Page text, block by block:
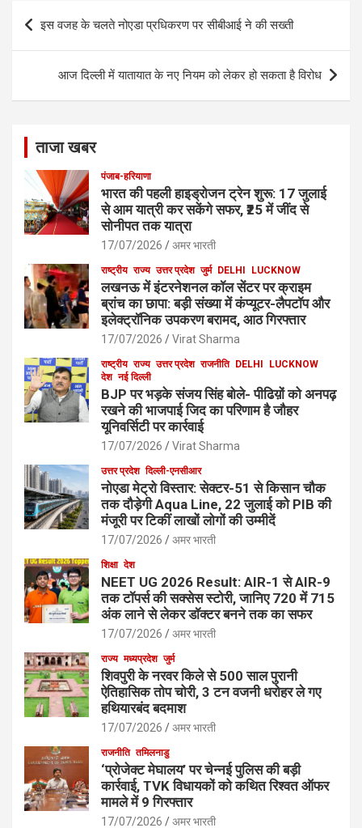
o
k
Post
navigation
इस वजह के चलते नोएडा प्रधिकरण पर सीबीआई ने की सख्ती
आज दिल्ली में यातायात के नए नियम को लेकर हो सकता है विरोध
ताजा खबर
पंजाब-हरियाणा
भारत की पहली हाइड्रोजन ट्रेन शुरू: 17 जुलाई
से आम यात्री कर सकेंगे सफर, ₹25 में जींद से
सोनीपत तक यात्रा
17/07/2026 अमर भारती
राष्ट्रीय राज्य उत्तर प्रदेश जुर्म DELHI LUCKNOW
लखनऊ में इंटरनेशनल कॉल सेंटर पर क्राइम
ब्रांच का छापा: बड़ी संख्या में कंप्यूटर-लैपटॉप और
इलेक्ट्रॉनिक उपकरण बरामद, आठ गिरफ्तार
17/07/2026 Virat Sharma
राष्ट्रीय राज्य उत्तर प्रदेश राजनीति DELHI
LUCKNOW
देश नई दिल्ली
BJP पर भड़के संजय सिंह बोले- पीढिय़ों को अनपढ़
रखने की भाजपाई जिद का परिणाम है जौहर
यूनिवर्सिटी पर कार्रवाई
17/07/2026 Virat Sharma
उत्तर प्रदेश दिल्ली-एनसीआर
नोएडा मेट्रो विस्तार: सेक्टर-51 से किसान चौक
तक दौड़ेगी Aqua Line, 22 जुलाई को PIB की
मंजूरी पर टिकीं लाखों लोगों की उम्मीदें
17/07/2026 अमर भारती
शिक्षा देश
NEET UG 2026 Result: AIR-1 से AIR-9
तक टॉपर्स की सक्सेस स्टोरी, जानिए 720 में 715
अंक लाने से लेकर डॉक्टर बनने तक का सफर
17/07/2026 अमर भारती
राज्य मध्यप्रदेश जुर्म
शिवपुरी के नरवर किले से 500 साल पुरानी
ऐतिहासिक तोप चोरी, 3 टन वजनी धरोहर ले गए
हथियारबंद बदमाश
17/07/2026 अमर भारती
राजनीति तमिलनाडु
‘प्रोजेक्ट मेघालय’ पर चेन्नई पुलिस की बड़ी
कार्रवाई, TVK विधायकों को कथित रिश्वत ऑफर
मामले में 9 गिरफ्तार
17/07/2026 अमर भारती